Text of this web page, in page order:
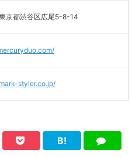
京都渋谷区広尾5-8-14
styler.co.jp/
Pocket
B!
は
LINE